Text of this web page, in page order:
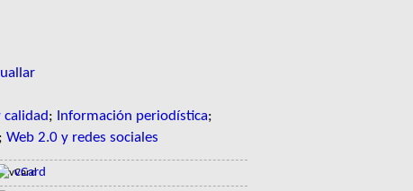
calidad; Información periodística;
; Web 2.0 y redes sociales
vCard